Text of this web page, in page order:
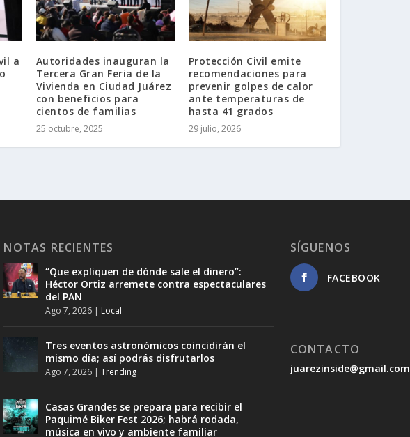
a
Autoridades inauguran la
Tercera Gran Feria de la
Vivienda en Ciudad Juárez
con beneficios para
cientos de familias
25 octubre, 2025
Protección Civil emite
recomendaciones para
prevenir golpes de calor
ante temperaturas de
hasta 41 grados
29 julio, 2026
NOTAS RECIENTES
“Que expliquen de dónde sale el dinero”:
Héctor Ortiz arremete contra espectaculares
del PAN
Ago 7, 2026 | Local
Tres eventos astronómicos coincidirán el
mismo día; así podrás disfrutarlos
Ago 7, 2026 |Trending
Casas Grandes se prepara para recibir el
Paquimé Biker Fest 2026; habrá rodada,
música en vivo y ambiente familiar
SÍGUENOS
FACEBOOK
CONTACTO
juarezinside@gmail.com